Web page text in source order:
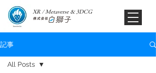
XR / Metaverse & 3DCG​
記事
All Posts